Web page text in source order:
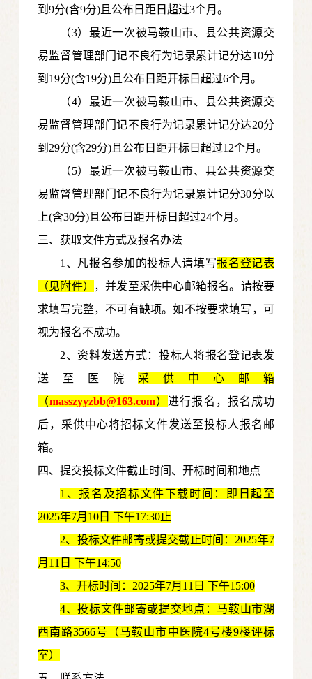
到9分(含9分)且公布日距日超过3个月。
（3）最近一次被马鞍山市、县公共资源交
易监督管理部门记不良行为记录累计记分达10分
到19分(含19分)且公布日距开标日超过6个月。
（4）最近一次被马鞍山市、县公共资源交
易监督管理部门记不良行为记录累计记分达20分
到29分(含29分)且公布日距开标日超过12个月。
（5）最近一次被马鞍山市、县公共资源交
易监督管理部门记不良行为记录累计记分30分以
上(含30分)且公布日距开标日超过24个月。
三、获取文件方式及报名办法
1、凡报名参加的投标人请填写报名登记表
（见附件）
，并发至采供中心邮箱报名。请按要
求填写完整，不可有缺项。如不按要求填写，可
视为报名不成功。
2、资料发送方式：投标人将报名登记表发
送至医院 采供中心邮箱
（masszyyzbb@163.com）进行报名，报名成功
后，采供中心将招标文件发送至投标人报名邮
箱。
四、提交投标文件截止时间、开标时间和地点
1 、报名及招标文件下载时间：即日起至
2025年7月10日 下午17:30止
2、投标文件邮寄或提交截止时间：2025年7
月11日 下午14:50
3、开标时间：2025年7月11日 下午15:00
4、投标文件邮寄或提交地点：马鞍山市湖
西南路3566号（马鞍山市中医院4号楼9楼评标
室）